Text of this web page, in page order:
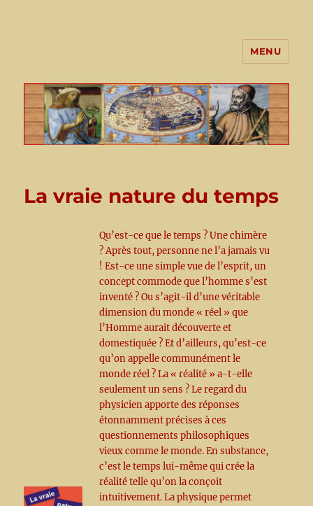
d'Histoire
MENU
La vraie nature du temps
Qu’est-ce que le temps ? Une chimère
? Après tout, personne ne l’a jamais vu
! Est-ce une simple vue de l’esprit, un
concept commode que l’homme s’est
inventé ? Ou s’agit-il d’une véritable
dimension du monde « réel » que
l’Homme aurait découverte et
domestiquée ? Et d’ailleurs, qu’est-ce
qu’on appelle communément le
monde réel ? La « réalité » a-t-elle
seulement un sens ? Le regard du
physicien apporte des réponses
étonnamment précises à ces
questionnements philosophiques
vieux comme le monde. En substance,
c’est le temps lui-même qui crée la
réalité telle qu’on la conçoit
intuitivement. La physique permet